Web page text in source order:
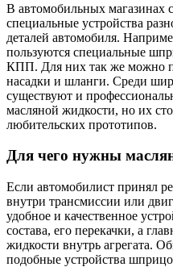
В автомобильных магазинах
специальные устройства
деталей автомобиля.
пользуются специальные
КПП. Для них так же можно
насадки и шланги. Среди
существуют и
масляной жидкости, но их
любительских прототипов.
Для чего нужны
Если автомобилист принял
внутри трансмиссии или
удобное и качественное
состава, его перекачки, а
жидкости внутрь агрегата.
подобные устройства